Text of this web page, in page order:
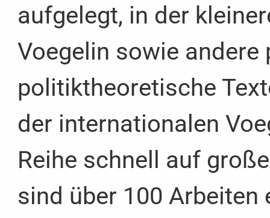
aufgelegt, in der
Voegelin sowie
politiktheoretische
der internationalen
Reihe schnell auf
sind über 100 Arbeiten